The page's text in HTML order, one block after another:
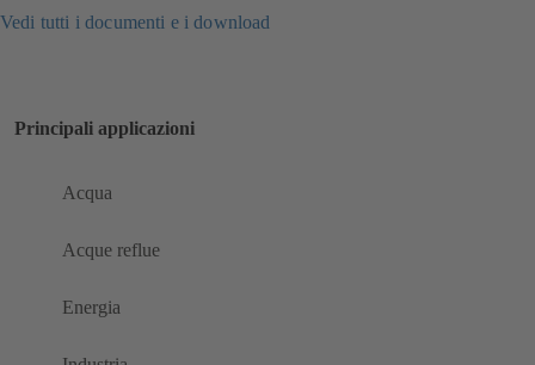
Vedi tutti i documenti e i download
Principali applicazioni
Acqua
Acque reflue
Energia